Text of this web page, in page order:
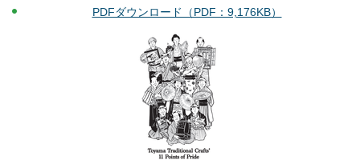
PDFダウンロード（PDF：9,176KB）